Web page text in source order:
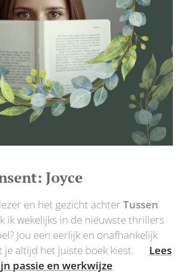
Joyce
en het gezicht achterTussen
ik wekelijks in de nieuwste thrillers
Jou een eerlijk en onafhankelijk
je altijd het juiste boek kiest.👉 Lees
passie en werkwijze